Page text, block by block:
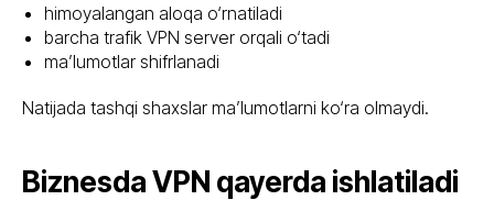
himoyalangan aloqa o‘rnatiladi
barcha trafik VPN server orqali o‘tadi
ma’lumotlar shifrlanadi
Natijada tashqi shaxslar ma’lumotlarni ko‘ra olmaydi.
Biznesda VPN qayerda ishlatiladi